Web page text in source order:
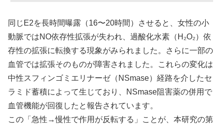
同じE2を長時間曝露（16〜20時間）させると、女性の小
動脈ではNO依存性拡張が失われ、過酸化水素（H₂O₂）依
存性の拡張に転換する現象がみられました。さらに一部の
血管では拡張そのものが障害されました。これらの変化は
中性スフィンゴミエリナーゼ（NSmase）経路を介したセ
ラミド蓄積によって生じており、NSmase阻害薬の併用で
血管機能が回復したと報告されています。
この「急性→慢性で作用が反転する」ことが、本研究の第